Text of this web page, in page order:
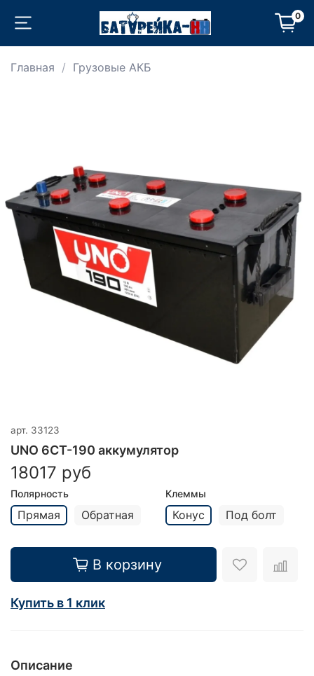
0
Главная Грузовые АКБ
арт. 33123
UNO 6СТ-190 аккумулятор
18017 руб
Полярность
Прямая Обратная
Клеммы
Конус Под болт
В корзину
Купить в 1 клик
Описание